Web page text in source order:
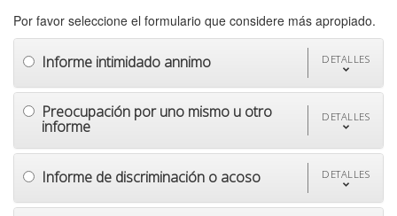
Por favor seleccione el formulario que considere más apropiado.
Informe intimidado annimo DETALLES
Preocupación por uno mismo u otro
informe
DETALLES
Informe de discriminación o acoso DETALLES